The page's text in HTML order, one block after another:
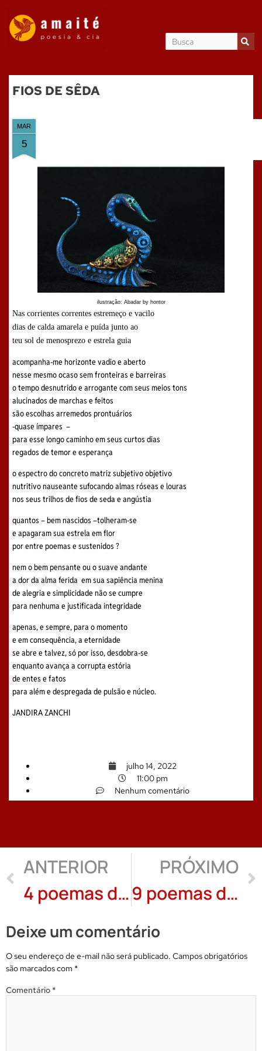
FIOS DE SÊDA
MAR
5
ilustração: Abadar by hontor
Nas corrientes correntes estremeço e vacilo
dias de calda amarela e puída junto ao
teu sol de menosprezo e estrela guia
acompanha-me horizonte vadio e aberto
nesse mesmo ocaso sem fronteiras e barreiras
o tempo desnutrido e arrogante com seus meios tons
alucinados de marchas e feitos
são escolhas arremedos prontuários
-quase ímpares –
para esse longo caminho em seus curtos dias
regados de temor e esperança
o espectro do concreto matriz subjetivo objetivo
nutritivo nauseante sufocando almas róseas e louras
nos seus trilhos de fios de seda e angústia
quantos – bem nascidos –tolheram-se
e apagaram sua estrela em flor
por entre poemas e sustenidos ?
nem o bem pensante ou o suave andante
a dor da alma ferida em sua sapiência menina
de alegria e simplicidade não se cumpre
para nenhuma e justificada integridade
apenas, e sempre, para o momento
e em consequência, a eternidade
se abre e talvez, só por isso, desdobra-se
enquanto avança a corrupta estória
de entes e fatos
para além e despregada de pulsão e núcleo.
JANDIRA ZANCHI
julho 14, 2022
11:00 pm
Nenhum comentário
ANTERIOR
4 poemas de Lila Maia
PRÓXIMO
9 poemas de Paulo Brombal
Deixe um comentário
O seu endereço de e-mail não será publicado. Campos obrigatórios
são marcados com *
Comentário *